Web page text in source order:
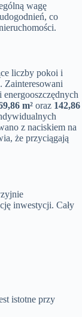
wagę
co
liczby pokoi i
Zainteresowani
m² oraz 142,86
z naciskiem na
że przyciągają
inwestycji. Cały
istotne przy